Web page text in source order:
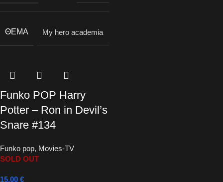
ΘΈΜΑ My hero academia
Funko POP Harry
Potter – Ron in Devil’s
Snare #134
Funko pop, Movies-TV
SOLD OUT
15,00 €